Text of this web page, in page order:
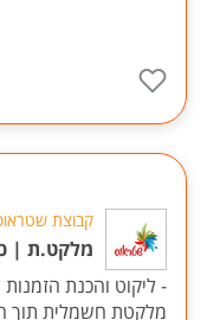
קבוצת
מלקט.ת |
- ליקוט והכנת
מלקטת חשמלית תוך